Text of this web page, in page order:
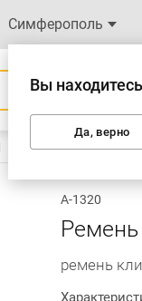
Симферополь
Вы
Да, верно
А-1320
ремень